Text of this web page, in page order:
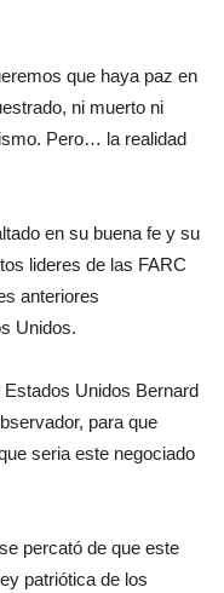
que haya paz en
ni muerto ni
Pero… la realidad
en su buena fe y su
lideres de las FARC
anteriores
Unidos.
Unidos Bernard
para que
seria este negociado
percató de que este
patriótica de los